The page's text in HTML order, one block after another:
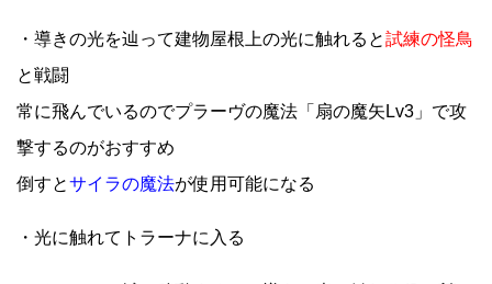
・導きの光を辿って建物屋根上の光に触れると試練の怪鳥
と戦闘
常に飛んでいるのでプラーヴの魔法「扇の魔矢Lv3」で攻
撃するのがおすすめ
倒すとサイラの魔法が使用可能になる
・光に触れてトラーナに入る